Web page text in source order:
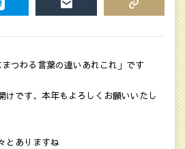
まつわる言葉の違いあれこれ」です
けです、本年もよろしくお願いいたし
とありますね